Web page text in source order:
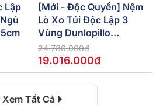
Lập
[Mới - Độc Quyền] Nệm
Lò Xo Túi Độc Lập 3
Vùng Dunlopillo
De.Stress Powerful
24.780.000đ
19.016.000đ
Xem Tất Cả